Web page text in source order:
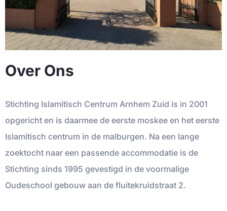
Over Ons
Stichting Islamitisch Centrum Arnhem Zuid is in 2001
opgericht en is daarmee de eerste moskee en het eerste
Islamitisch centrum in de malburgen. Na een lange
zoektocht naar een passende accommodatie is de
Stichting sinds 1995 gevestigd in de voormalige
Oudeschool gebouw aan de fluitekruidstraat 2.